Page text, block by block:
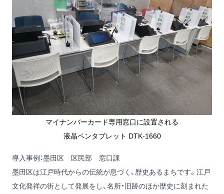
マイナンバーカード専用窓口に設置される
液晶ペンタブレット DTK-1660
導入事例：墨田区 区民部 窓口課
墨田区は江戸時代からの伝統が息づく、歴史あるまちです。江戸
文化発祥の街として発展をし、名所・旧跡のほか歴史に刻まれた